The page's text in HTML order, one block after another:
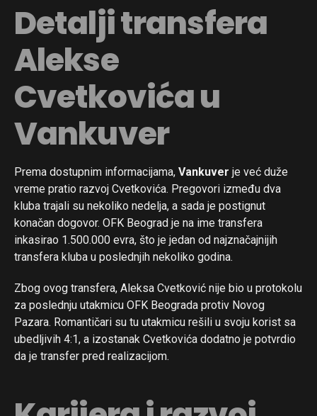
Detalji transfera
Alekse
Cvetkovića u
Vankuver
Prema dostupnim informacijama, Vankuver je već duže
vreme pratio razvoj Cvetkovića. Pregovori između dva
kluba trajali su nekoliko nedelja, a sada je postignut
konačan dogovor. OFK Beograd je na ime transfera
inkasirao 1.500.000 evra, što je jedan od najznačajnijih
transfera kluba u poslednjih nekoliko godina.
Zbog ovog transfera, Aleksa Cvetković nije bio u protokolu
za poslednju utakmicu OFK Beograda protiv Novog
Pazara. Romantičari su tu utakmicu rešili u svoju korist sa
ubedljivih 4:1, a izostanak Cvetkovića dodatno je potvrdio
da je transfer pred realizacijom.